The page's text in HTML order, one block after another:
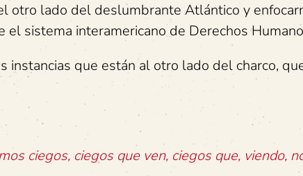
otro lado del deslumbrante Atlántico y
sistema interamericano de Derechos
instancias que están al otro lado del charco,
ciegos, ciegos que ven, ciegos que, viendo,